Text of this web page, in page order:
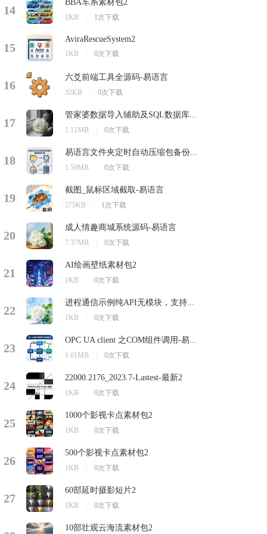
14
BBA车系素材包2
1KB 1次下载
15
AviraRescueSystem2
1KB 0次下载
16
六爻前端工具全源码-易语言
32KB 0次下载
17
管家婆数据导入辅助及SQL数据库...
1.11MB 0次下载
18
易语言文件夹定时自动压缩包备份...
1.50MB 0次下载
19
截图_鼠标区域截取-易语言
275KB 1次下载
20
成人情趣商城系统源码-易语言
7.37MB 0次下载
21
AI绘画壁纸素材包2
1KB 0次下载
22
进程通信示例纯API无模块，支持...
1KB 0次下载
23
OPC UA client 之COM组件调用-易...
1.61MB 0次下载
24
22000.2176_2023.7-Lastest-最新2
1KB 0次下载
25
1000个影视卡点素材包2
1KB 0次下载
26
500个影视卡点素材包2
1KB 0次下载
27
60部延时摄影短片2
1KB 0次下载
10部壮观云海流素材包2